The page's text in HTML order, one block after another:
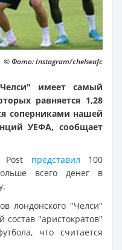
© Фото: Instagram/chelseafc
имеет самый
равняется 1,28
соперниками нашей
УЕФА, сообщает
Post представил 100
всего денег в
лондонского "Челси"
состав "аристократов"
что считается